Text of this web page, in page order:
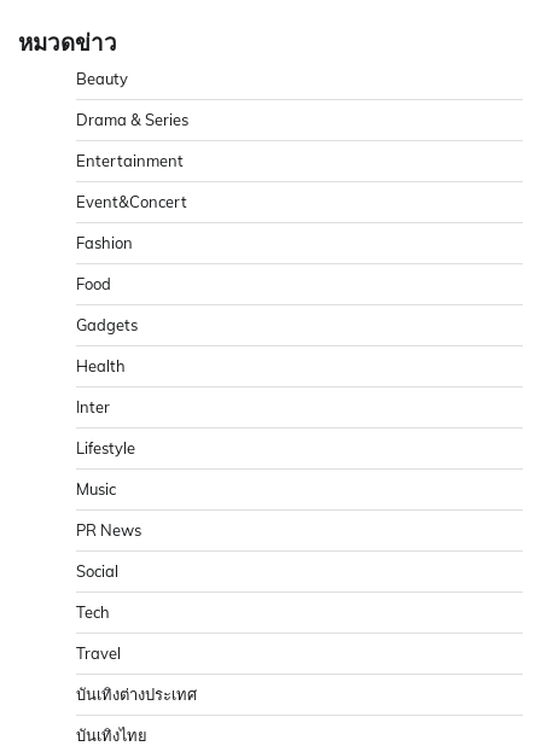
หมวดข่าว
Beauty
Drama & Series
Entertainment
Event&Concert
Fashion
Food
Gadgets
Health
Inter
Lifestyle
Music
PR News
Social
Tech
Travel
บันเทิงต่างประเทศ
บันเทิงไทย